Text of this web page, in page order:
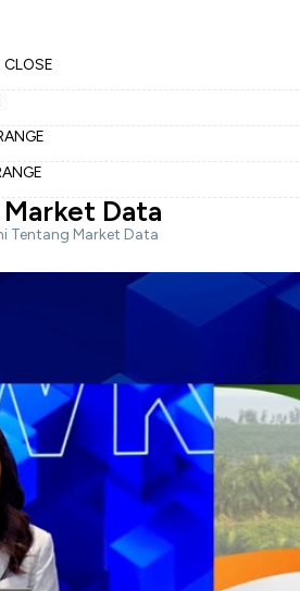
CLOSE
Data
Tentang Market Data